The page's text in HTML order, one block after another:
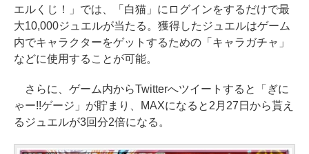
エルくじ！」では、「白猫」にログインをするだけで最
大10,000ジュエルが当たる。獲得したジュエルはゲーム
内でキャラクターをゲットするための「キャラガチャ」
などに使用することが可能。
さらに、ゲーム内からTwitterへツイートすると「ぎに
ゃー!!ゲージ」が貯まり、MAXになると2月27日から貰え
るジュエルが3回分2倍になる。